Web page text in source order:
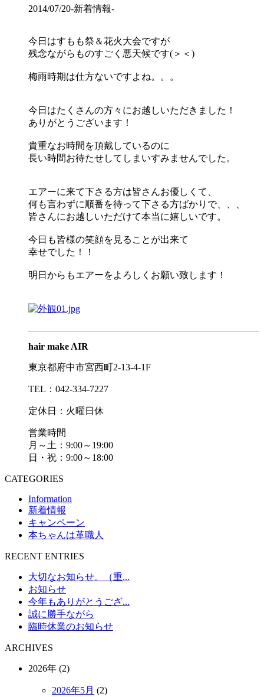
2014/07/20-新着情報-
今日はすもも祭＆花火大会ですが
残念ながらものすごく悪天候です(＞＜)
梅雨時期は仕方ないですよね。。。
今日はたくさんの方々にお越しいただきました！
ありがとうございます！
貴重なお時間を頂戴しているのに
長い時間お待たせしてしまいすみませんでした。
エアーに来て下さる方は皆さんお優しくて、
何も言わずに順番を待って下さる方ばかりで、、、
皆さんにお越しいただけて本当に嬉しいです。
今日も皆様の笑顔を見ることが出来て
幸せでした！！
明日からもエアーをよろしくお願い致します！
hair make AIR
東京都府中市宮西町2-13-4-1F
TEL：042-334-7227
定休日：火曜日休
営業時間
月～土：9:00～19:00
日・祝：9:00～18:00
CATEGORIES
Information
新着情報
キャンペーン
本ちゃんは革職人
RECENT ENTRIES
大切なお知らせ。（重...
お知らせ
今年もありがとうござ...
誠に勝手ながら
臨時休業のお知らせ
ARCHIVES
2026年 (2)
2026年5月 (2)